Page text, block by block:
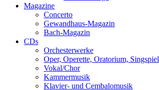
Magazine
Concerto
Gewandhaus-Magazin
Bach-Magazin
CDs
Orchesterwerke
Oper, Operette, Oratorium, Singspiel
Vokal/Chor
Kammermusik
Klavier- und Cembalomusik